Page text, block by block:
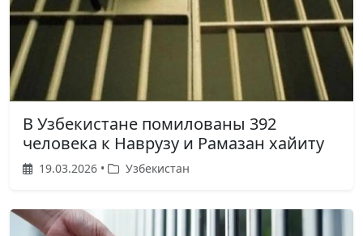
В Узбекистане помилованы 392
человека к Наврузу и Рамазан хайиту
19.03.2026 • Узбекистан